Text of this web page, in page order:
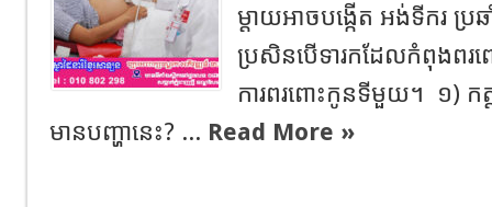
ម្តាយអាចបង្កើត អង់ទីករ ប្
ប្រសិនបើទារកដែលកំពុងពរព
ការពរពោះកូនទីមួយ។ ១) កត្
មានបញ្ហានេះ? ... Read More »